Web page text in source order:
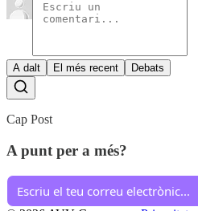
A dalt El més recent Debats
Cap Post
A punt per a més?